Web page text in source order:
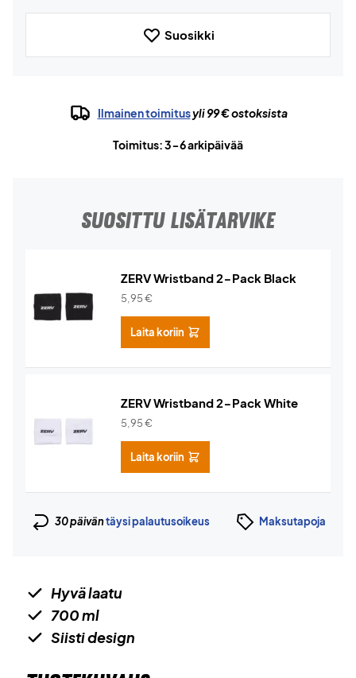
Suosikki
Ilmainen toimitusyli 99 € ostoksista
Toimitus: 3-6 arkipäivää
SUOSITTU LISÄTARVIKE
ZERV Wristband 2-Pack Black
5,95€
Laita koriin
ZERV Wristband 2-Pack White
5,95€
Laita koriin
30 päiväntäysi palautusoikeus Maksutapoja
Hyvä laatu
700 ml
Siisti design